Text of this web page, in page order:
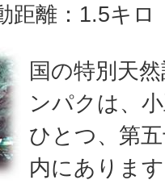
距離：1.5キロ
国の特別天
ンパクは、
ひとつ、第
内にありま